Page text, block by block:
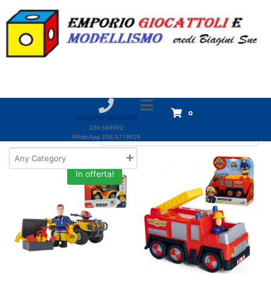
Negozio Giocattoli
059 694092
WhatsApp 338/3718629
0
Home Prodotti Giocattoli
CARTOONS
Sam il pompiere
Visualizzazione di 1-18 di 19 risultati
In offerta!